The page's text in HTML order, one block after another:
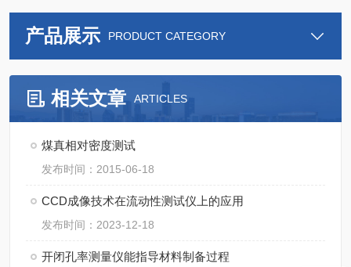
产品展示 PRODUCT CATEGORY
相关文章 ARTICLES
煤真相对密度测试
发布时间：2015-06-18
CCD成像技术在流动性测试仪上的应用
发布时间：2023-12-18
开闭孔率测量仪能指导材料制备过程